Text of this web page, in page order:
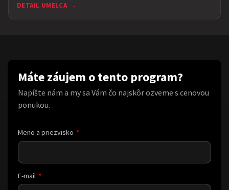
DETAIL UMELCA →
Máte záujem o tento program?
Napíšte nám a my sa Vám čo najskôr ozveme s cenovou
ponukou.
Meno a priezvisko
E-mail